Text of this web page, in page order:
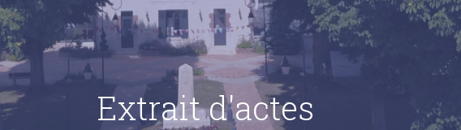
Extrait d'actes